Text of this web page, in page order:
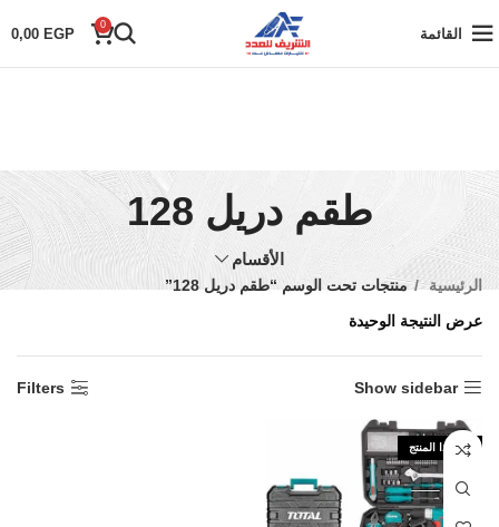
القائمة
0
0,00 EGP
طقم دريل 128
الأقسام
الرئيسية
منتجات تحت الوسم “طقم دريل 128”
عرض النتيجة الوحيدة
Show sidebar
Filters
نفذ هذا المنتج